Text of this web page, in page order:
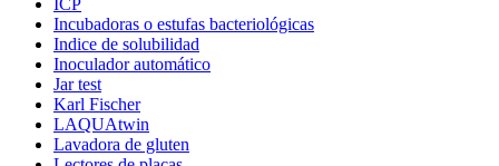
ICP
Incubadoras o estufas bacteriológicas
Indice de solubilidad
Inoculador automático
Jar test
Karl Fischer
LAQUAtwin
Lavadora de gluten